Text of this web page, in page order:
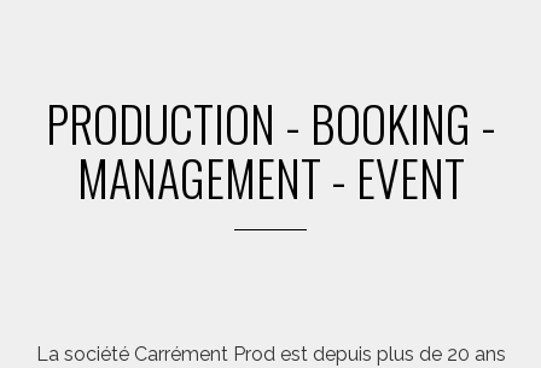
PRODUCTION - BOOKING -
MANAGEMENT - EVENT
La société Carrément Prod est depuis plus de 20 ans